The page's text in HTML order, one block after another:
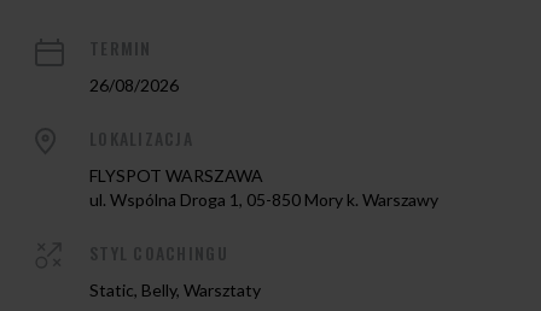
26/08/2026
FLYSPOT WARSZAWA
ul. Wspólna Droga 1, 05-850 Mory k. Warszawy
Static, Belly, Warsztaty